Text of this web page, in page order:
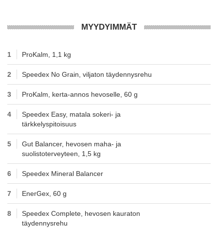
MYYDYIMMÄT
1 ProKalm, 1,1 kg
2 Speedex No Grain, viljaton täydennysrehu
3 ProKalm, kerta-annos hevoselle, 60 g
4
Speedex Easy, matala sokeri- ja
tärkkelyspitoisuus
5
Gut Balancer, hevosen maha- ja
suolistoterveyteen, 1,5 kg
6 Speedex Mineral Balancer
7 EnerGex, 60 g
8
Speedex Complete, hevosen kauraton
täydennysrehu